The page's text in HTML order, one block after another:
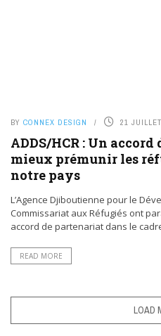
BY CONNEX DESIGN 21
ADDS/HCR : Un
mieux prémunir les
notre pays
L’Agence Djiboutienne pour le
Commissariat aux Réfugiés ont
accord de partenariat dans le
READ MORE
LOAD